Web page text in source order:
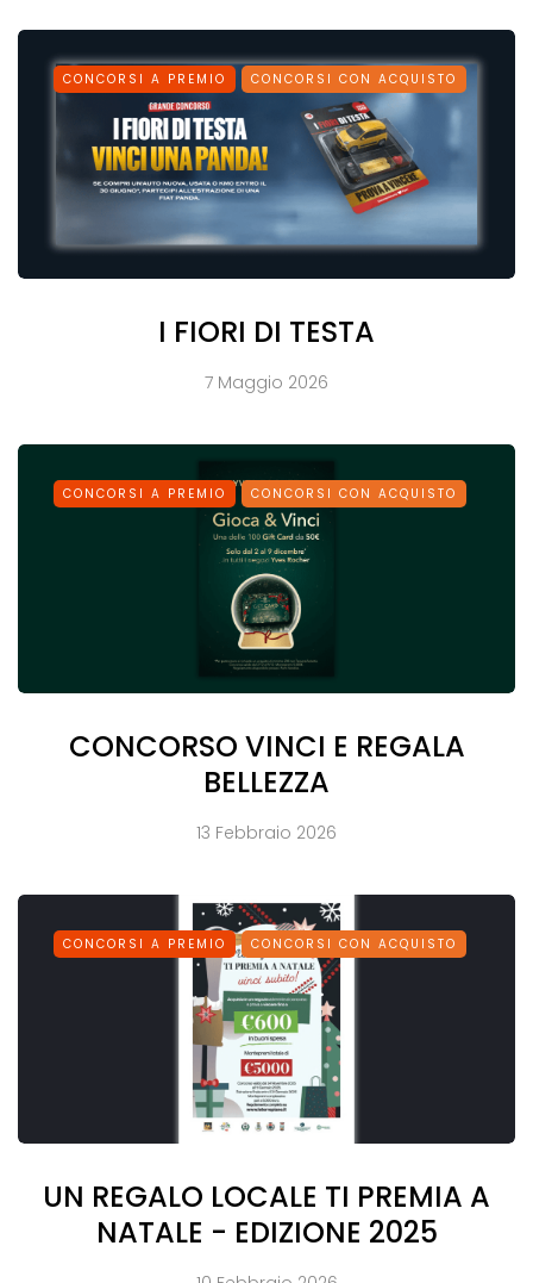
CONCORSI A PREMIO CONCORSI CON ACQUISTO
I FIORI DI TESTA
7 Maggio 2026
CONCORSI A PREMIO CONCORSI CON ACQUISTO
CONCORSO VINCI E REGALA
BELLEZZA
13 Febbraio 2026
CONCORSI A PREMIO CONCORSI CON ACQUISTO
UN REGALO LOCALE TI PREMIA A
NATALE - EDIZIONE 2025